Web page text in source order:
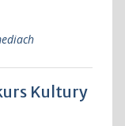
Kultury